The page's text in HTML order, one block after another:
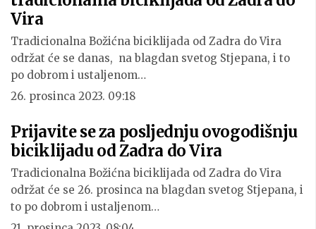
Vira
Tradicionalna Božićna biciklijada od Zadra do Vira
održat će se danas, na blagdan svetog Stjepana, i to
po dobrom i ustaljenom…
26. prosinca 2023. 09:18
Prijavite se za posljednju ovogodišnju
biciklijadu od Zadra do Vira
Tradicionalna Božićna biciklijada od Zadra do Vira
održat će se 26. prosinca na blagdan svetog Stjepana, i
to po dobrom i ustaljenom…